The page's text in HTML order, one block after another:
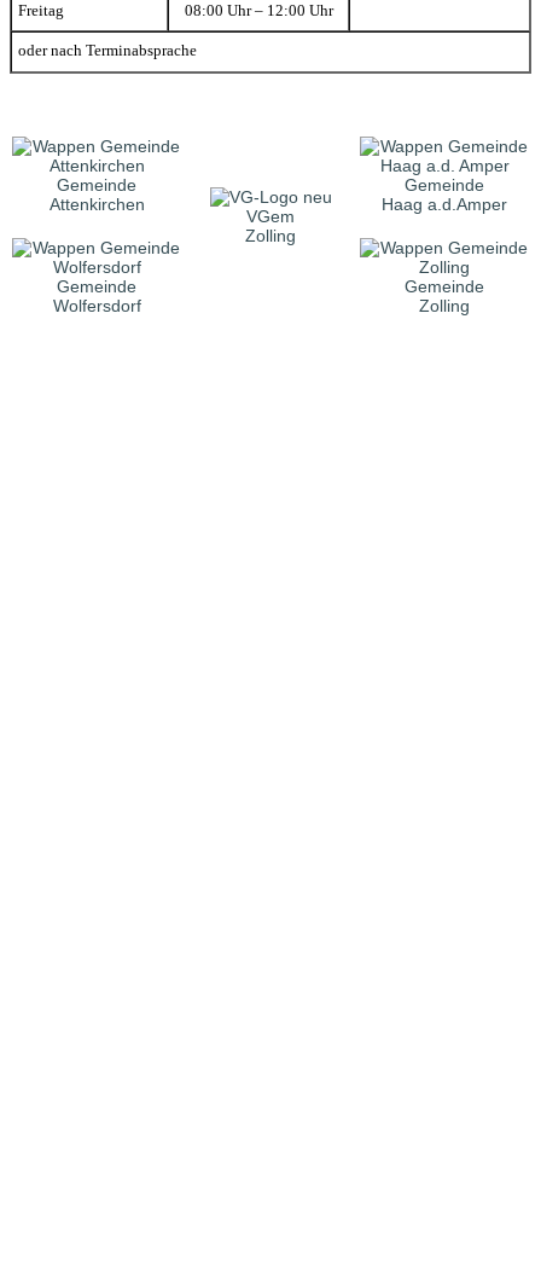
Freitag 08:00 Uhr – 12:00 Uhr
oder nach Terminabsprache
Gemeinde
Attenkirchen
VGem
Zolling
Gemeinde
Haag a.d.Amper
Gemeinde
Wolfersdorf
Gemeinde
Zolling